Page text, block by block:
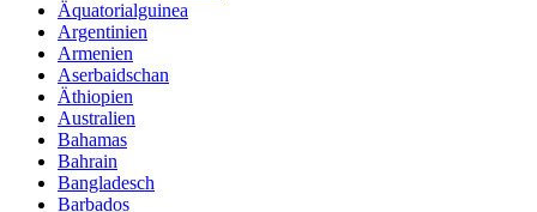
Äquatorialguinea
Argentinien
Armenien
Aserbaidschan
Äthiopien
Australien
Bahamas
Bahrain
Bangladesch
Barbados